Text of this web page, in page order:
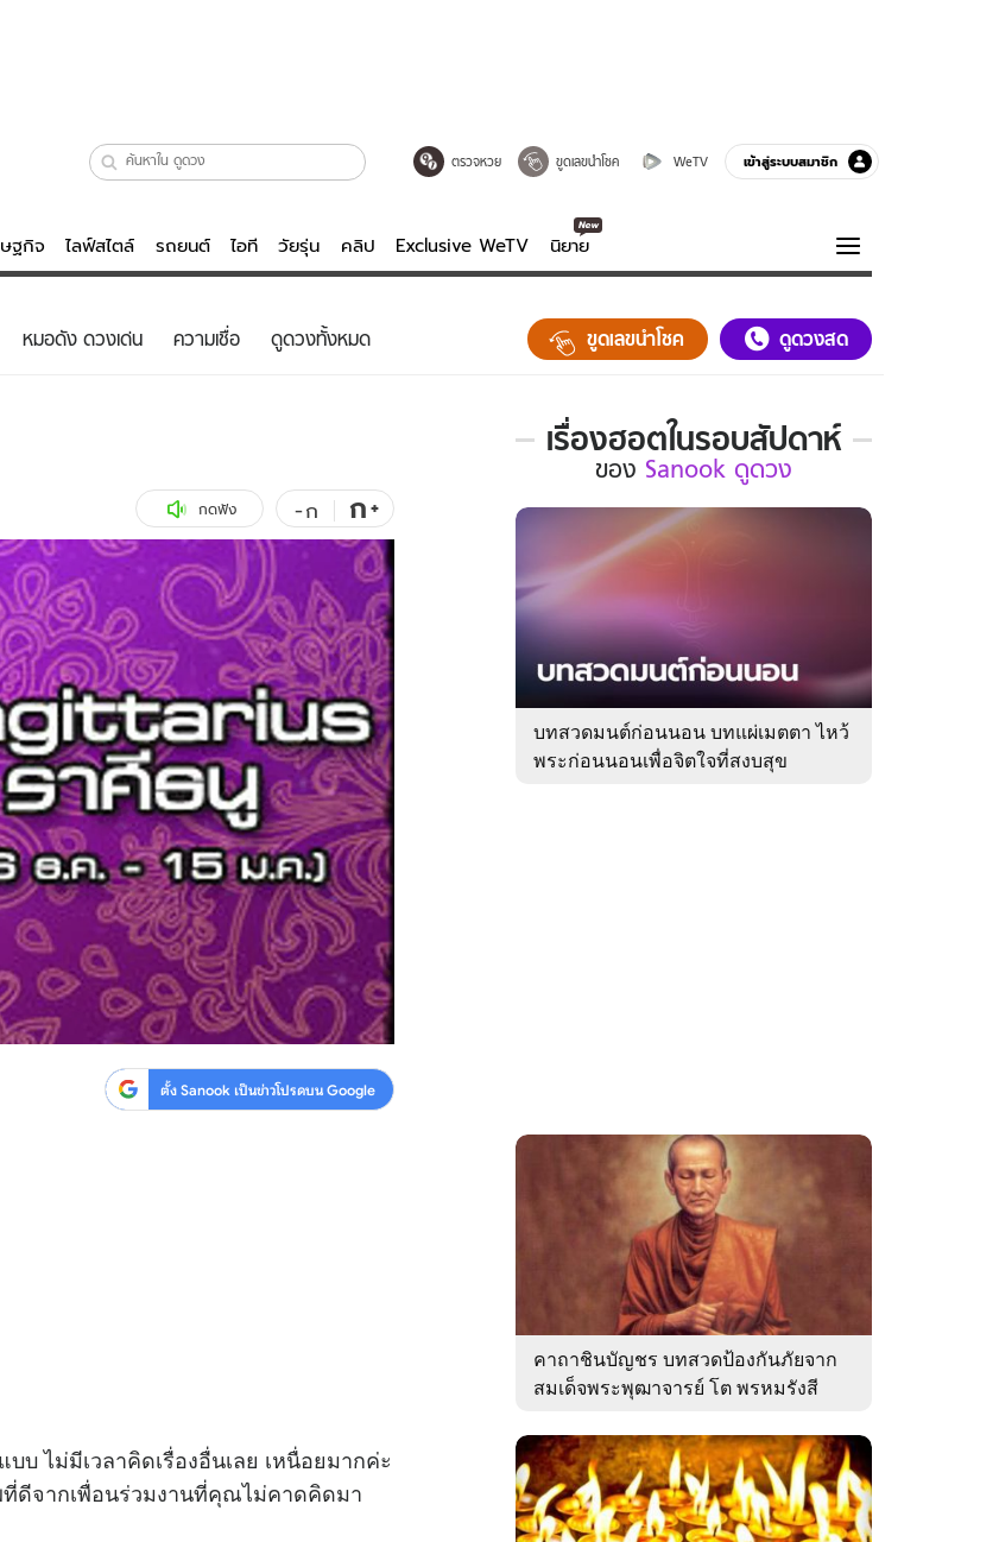
ตรวจหวย ขูดเลขนำโชค WeTV เข้าสู่ระบบสมาชิก
ฐกิจ ไลฟ์สไตล์ รถยนต์ ไอที วัยรุ่น คลิป Exclusive WeTV นิยาย
ไลฟ์สไตล์
รถยนต์
สุขภาพ
เที่ยว-กิน
Tasteful Thailand
Sanook Choice
คลิป
พอดแคสต์
ดูทีวี
WeTV
Exclusive WeTV
นิยาย
ความรู้รอบตัว
ฮาวทู
หมอดัง ดวงเด่น ความเชื่อ ดูดวงทั้งหมด ขูดเลขนำโชค ดูดวงสด
กดฟัง -ก ก+
ตั้ง Sanook เป็นข่าวโปรดบน Google
ไม่มีเวลาคิดเรื่องอื่นเลย เหนื่อยมากค่ะ
ดีจากเพื่อนร่วมงานที่คุณไม่คาดคิดมา
เรื่องฮอตในรอบสัปดาห์
เรื่อง
ใน
รอบ
ของ
Sanook
ดูด
ของ Sanook ดูดวง
บทสวดมนต์ก่อนนอน บทแผ่เมตตา ไหว้
พระก่อนนอนเพื่อจิตใจที่สงบสุข
คาถาชินบัญชร บทสวดป้องกันภัยจาก
สมเด็จพระพุฒาจารย์ โต พรหมรังสี